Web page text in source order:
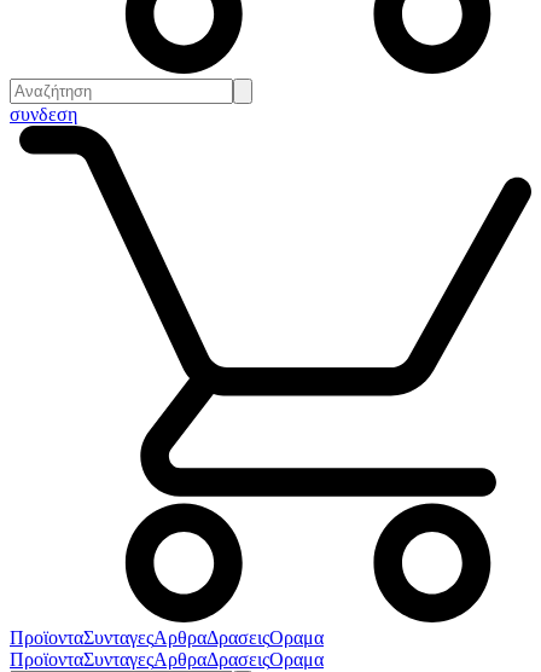
συνδεση
ΠροϊονταΣυνταγεςΑρθραΔρασειςΟραμα
ΠροϊονταΣυνταγεςΑρθραΔρασειςΟραμα